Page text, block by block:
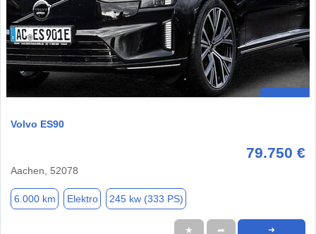
Volvo ES90
79.750 €
Aachen, 52078
6.000 km Elektro 245 kw (333 PS)
★ ➦ ➜